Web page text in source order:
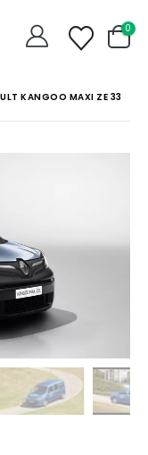
0
KANGOO MAXI ZE 33